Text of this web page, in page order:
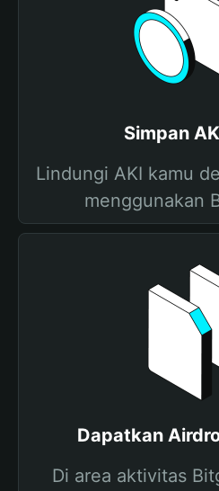
Simpan
Lindungi AKI kamu
menggunakan
Dapatkan
Di area aktivitas